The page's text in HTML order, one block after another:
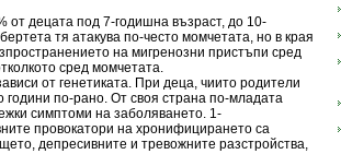
от децата под 7-годишна възраст, до 10-
тя атакува по-често момчетата, но в края
на мигренозни пристъпи сред
сред момчетата.
от генетиката. При деца, чиито родители
години по-рано. От своя страна по-младата
симптоми на заболяването. 1-
провокатори на хронифицирането са
депресивните и тревожните разстройства,